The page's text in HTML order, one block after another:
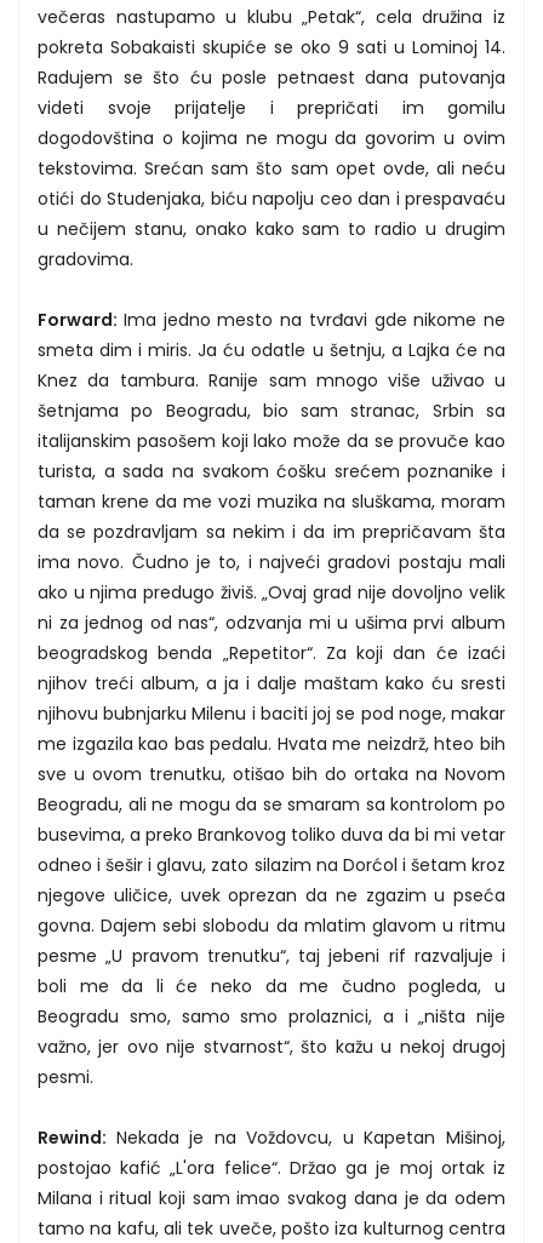
večeras nastupamo u klubu „Petak“, cela družina iz
pokreta Sobakaisti skupiće se oko 9 sati u Lominoj 14.
Radujem se što ću posle petnaest dana putovanja
videti svoje prijatelje i prepričati im gomilu
dogodovština o kojima ne mogu da govorim u ovim
tekstovima. Srećan sam što sam opet ovde, ali neću
otići do Studenjaka, biću napolju ceo dan i prespavaću
u nečijem stanu, onako kako sam to radio u drugim
gradovima.
Forward: Ima jedno mesto na tvrđavi gde nikome ne
smeta dim i miris. Ja ću odatle u šetnju, a Lajka će na
Knez da tambura. Ranije sam mnogo više uživao u
šetnjama po Beogradu, bio sam stranac, Srbin sa
italijanskim pasošem koji lako može da se provuče kao
turista, a sada na svakom ćošku srećem poznanike i
taman krene da me vozi muzika na sluškama, moram
da se pozdravljam sa nekim i da im prepričavam šta
ima novo. Čudno je to, i najveći gradovi postaju mali
ako u njima predugo živiš. „Ovaj grad nije dovoljno velik
ni za jednog od nas“, odzvanja mi u ušima prvi album
beogradskog benda „Repetitor“. Za koji dan će izaći
njihov treći album, a ja i dalje maštam kako ću sresti
njihovu bubnjarku Milenu i baciti joj se pod noge, makar
me izgazila kao bas pedalu. Hvata me neizdrž, hteo bih
sve u ovom trenutku, otišao bih do ortaka na Novom
Beogradu, ali ne mogu da se smaram sa kontrolom po
busevima, a preko Brankovog toliko duva da bi mi vetar
odneo i šešir i glavu, zato silazim na Dorćol i šetam kroz
njegove uličice, uvek oprezan da ne zgazim u pseća
govna. Dajem sebi slobodu da mlatim glavom u ritmu
pesme „U pravom trenutku“, taj jebeni rif razvaljuje i
boli me da li će neko da me čudno pogleda, u
Beogradu smo, samo smo prolaznici, a i „ništa nije
važno, jer ovo nije stvarnost“, što kažu u nekoj drugoj
pesmi.
Rewind: Nekada je na Voždovcu, u Kapetan Mišinoj,
postojao kafić „L'ora felice“. Držao ga je moj ortak iz
Milana i ritual koji sam imao svakog dana je da odem
tamo na kafu, ali tek uveče, pošto iza kulturnog centra